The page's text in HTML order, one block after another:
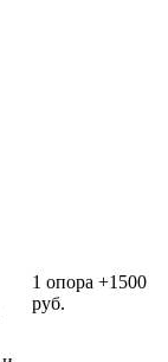
1 опора +1500
руб.